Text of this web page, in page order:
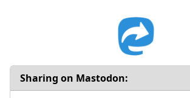
Sharing on Mastodon: